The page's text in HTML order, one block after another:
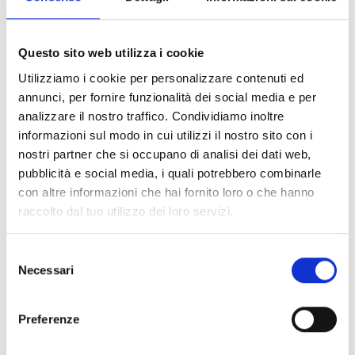
Questo sito web utilizza i cookie
Utilizziamo i cookie per personalizzare contenuti ed
annunci, per fornire funzionalità dei social media e per
analizzare il nostro traffico. Condividiamo inoltre
informazioni sul modo in cui utilizzi il nostro sito con i
nostri partner che si occupano di analisi dei dati web,
pubblicità e social media, i quali potrebbero combinarle
con altre informazioni che hai fornito loro o che hanno
raccolto dal tuo utilizzo dei loro servizi.
delNecessari
Preferenze
Akustischer Funk-Wand-
Signalgeber mit weißem
Kunststoffgehäuse
WS2020WE
Optisch-akustischer Funk-